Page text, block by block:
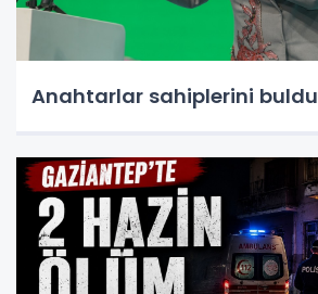
Anahtarlar sahiplerini buldu